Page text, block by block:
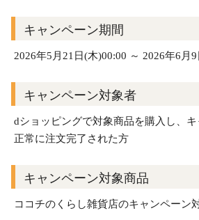
キャンペーン期間
2026年5月21日(木)00:00 ～ 2026年6月
キャンペーン対象者
dショッピングで対象商品を購入し、
正常に注文完了された方
キャンペーン対象商品
ココチのくらし雑貨店のキャンペーン